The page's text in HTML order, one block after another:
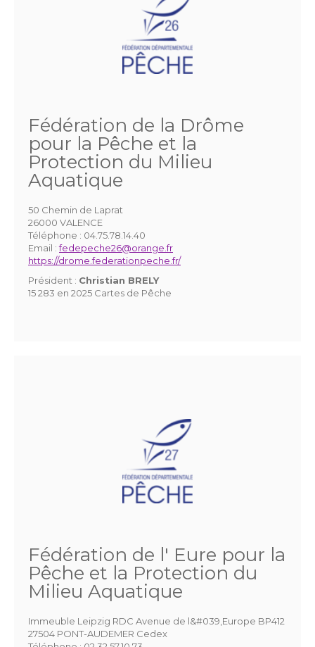
Fédération de la Drôme
pour la Pêche et la
Protection du Milieu
Aquatique
50 Chemin de Laprat
26000 VALENCE
Téléphone : 04.75.78.14.40
Email :fedepeche26@orange.fr
https://drome.federationpeche.fr/
Président : Christian BRELY
15 283 en 2025 Cartes de Pêche
Fédération de l' Eure pour la
Pêche et la Protection du
Milieu Aquatique
Immeuble Leipzig RDC Avenue de l&#039,Europe BP412
27504 PONT-AUDEMER Cedex